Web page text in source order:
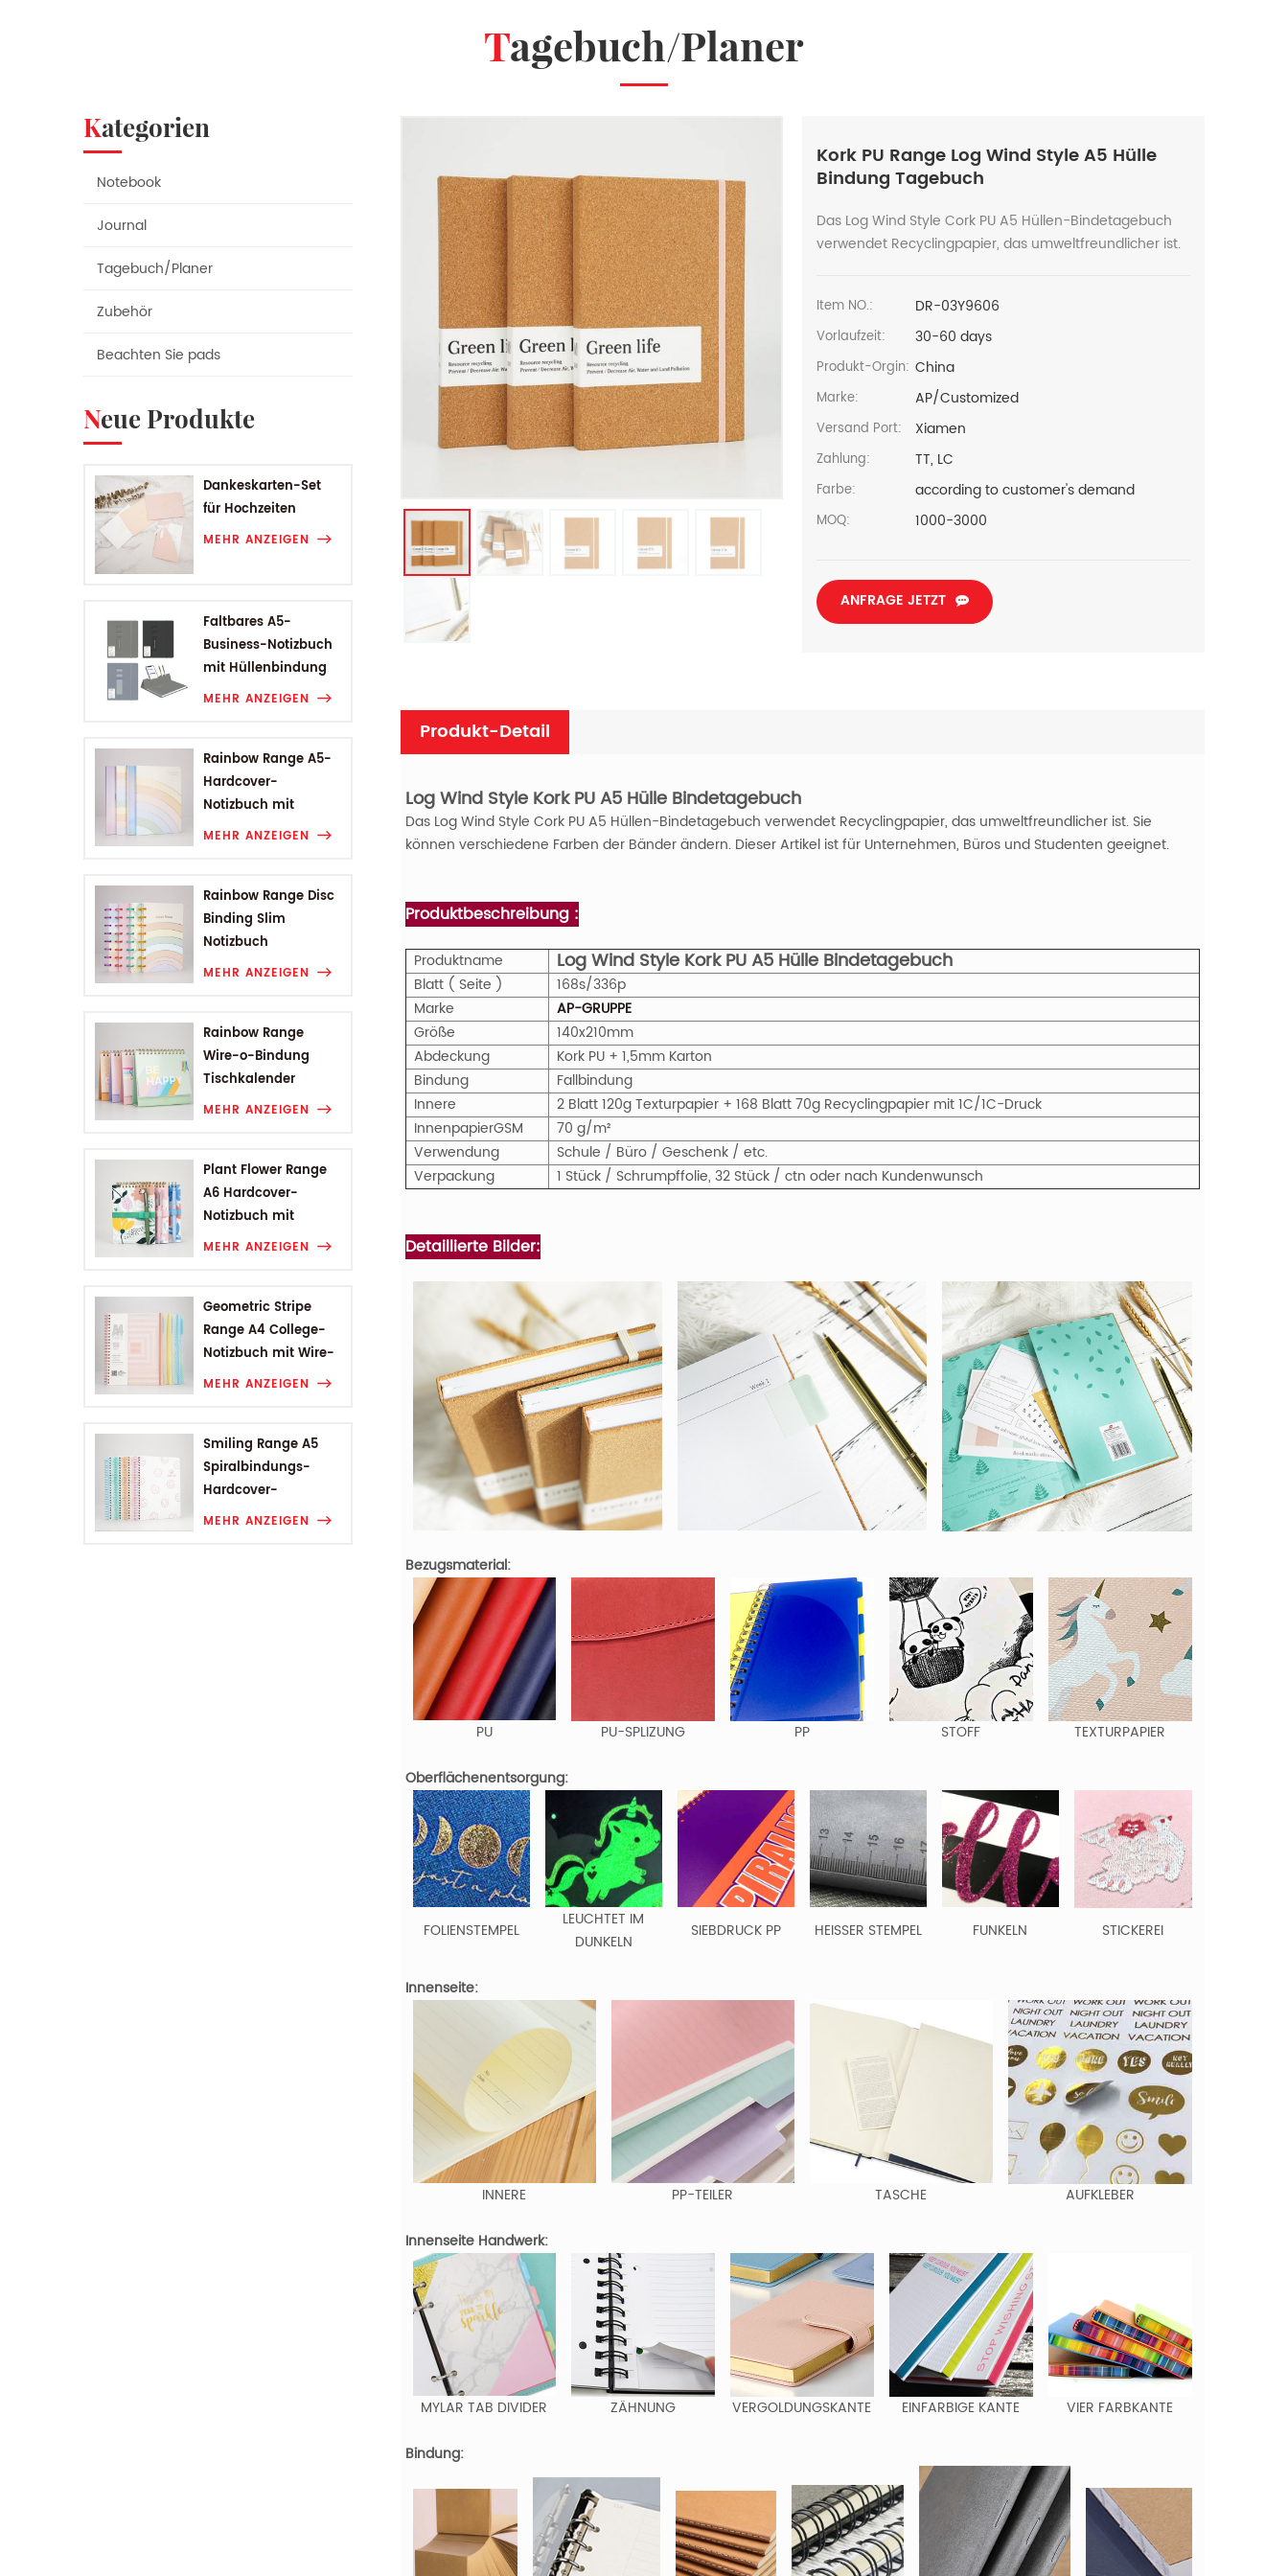
Tagebuch/Planer
Kategorien
Notebook
Journal
Tagebuch/Planer
Zubehör
Beachten Sie pads
Neue Produkte
Dankeskarten-Set
für Hochzeiten
MEHR ANZEIGEN
Faltbares A5-
Business-Notizbuch
mit Hüllenbindung
MEHR ANZEIGEN
Rainbow Range A5-
Hardcover-
Notizbuch mit
Hüllenbindung
MEHR ANZEIGEN
Rainbow Range Disc
Binding Slim
Notizbuch
MEHR ANZEIGEN
Rainbow Range
Wire-o-Bindung
Tischkalender
MEHR ANZEIGEN
Plant Flower Range
A6 Hardcover-
Notizbuch mit
Drahtbindung
MEHR ANZEIGEN
Geometric Stripe
Range A4 College-
Notizbuch mit Wire-
O-Bindung
MEHR ANZEIGEN
Smiling Range A5
Spiralbindungs-
Hardcover-
Studentennotizbuch
MEHR ANZEIGEN
Kork PU Range Log Wind Style A5 Hülle
Bindung Tagebuch
Das Log Wind Style Cork PU A5 Hüllen-Bindetagebuch
verwendet Recyclingpapier, das umweltfreundlicher ist.
Item NO.: DR-03Y9606
Vorlaufzeit: 30-60 days
Produkt-Orgin: China
Marke: AP/Customized
Versand Port: Xiamen
Zahlung: TT, LC
Farbe: according to customer's demand
MOQ: 1000-3000
ANFRAGE JETZT
Produkt-Detail
Log Wind Style Kork PU A5 Hülle Bindetagebuch
Das Log Wind Style Cork PU A5 Hüllen-Bindetagebuch verwendet Recyclingpapier, das umweltfreundlicher ist. Sie
können verschiedene Farben der Bänder ändern. Dieser Artikel ist für Unternehmen, Büros und Studenten geeignet.
Produktbeschreibung :
Produktname Log Wind Style Kork PU A5 Hülle Bindetagebuch
Blatt ( Seite )
168s/336p
Marke
AP-GRUPPE
Größe
140x210mm
Abdeckung
Kork PU + 1,5mm Karton
Bindung
Fallbindung
Innere
2 Blatt 120g Texturpapier + 168 Blatt 70g Recyclingpapier mit 1C/1C-Druck
InnenpapierGSM
70 g/m²
Verwendung
Schule / Büro / Geschenk / etc.
Verpackung
1 Stück / Schrumpffolie, 32 Stück / ctn oder nach Kundenwunsch
Detaillierte Bilder:
Bezugsmaterial:
PU PU-SPLIZUNG PP STOFF TEXTURPAPIER
Oberflächenentsorgung:
FOLIENSTEMPEL
LEUCHTET IM
DUNKELN
SIEBDRUCK PP HEISSER STEMPEL FUNKELN STICKEREI
Innenseite:
INNERE PP-TEILER TASCHE AUFKLEBER
Innenseite Handwerk:
MYLAR TAB DIVIDER ZÄHNUNG VERGOLDUNGSKANTE EINFARBIGE KANTE VIER FARBKANTE
Bindung: